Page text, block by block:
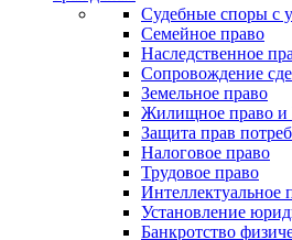
Судебные споры с
Семейное право
Наследственное
Сопровождение
Земельное право
Жилищное право
Защита прав
Налоговое право
Трудовое право
Интеллектуальное
Установление
Банкротство